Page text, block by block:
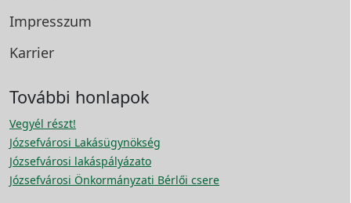
Impresszum
Karrier
További honlapok
Vegyél részt!
Józsefvárosi Lakásügynökség
Józsefvárosi lakáspályázato
Józsefvárosi Önkormányzati Bérlői csere